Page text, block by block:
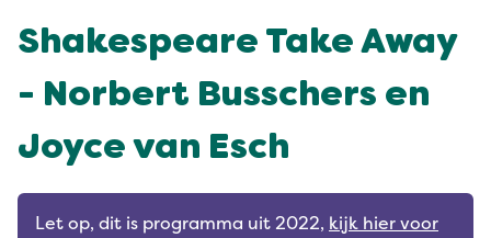
Shakespeare Take Away
- Norbert Busschers en
Joyce van Esch
Let op, dit is programma uit 2022, kijk hier voor